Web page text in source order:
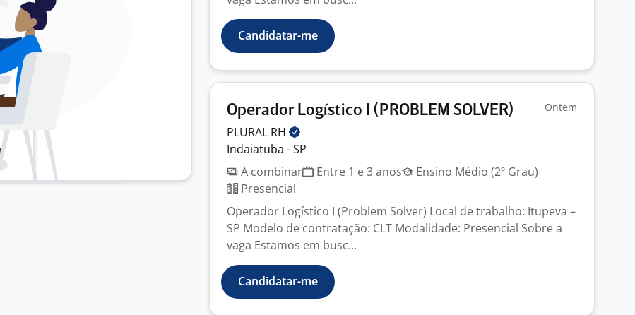
Candidatar-me
Operador Logístico I (PROBLEM SOLVER) Ontem
PLURAL RH
Indaiatuba - SP
A combinar
Entre 1 e 3 anos
Ensino Médio (2º Grau)
Presencial
Operador Logístico I (Problem Solver) Local de trabalho: Itupeva –
SP Modelo de contratação: CLT Modalidade: Presencial Sobre a
vaga Estamos em busc...
Candidatar-me